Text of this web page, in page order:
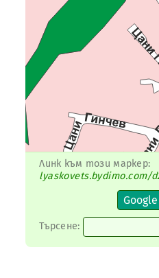
Линк към този маркер:
lyaskovets.bydimo.com/
Търсене: